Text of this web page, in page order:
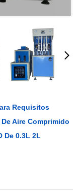
Requisitos
Aire Comprimido
De 0.3L 2L